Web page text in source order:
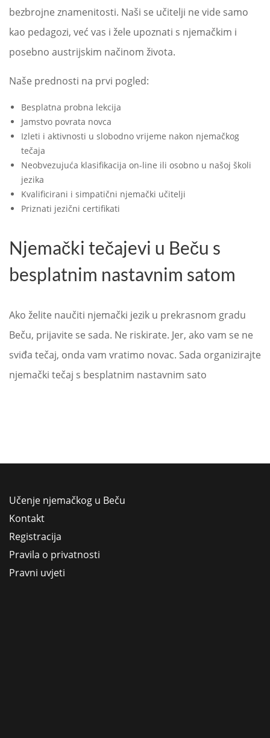
bezbrojne znamenitosti. Naši se učitelji ne vide samo
kao pedagozi, već vas i žele upoznati s njemačkim i
posebno austrijskim načinom života.
Naše prednosti na prvi pogled:
Besplatna probna lekcija
Jamstvo povrata novca
Izleti i aktivnosti u slobodno vrijeme nakon njemačkog
tečaja
Neobvezujuća klasifikacija on-line ili osobno u našoj školi
jezika
Kvalificirani i simpatični njemački učitelji
Priznati jezični certifikati
Njemački tečajevi u Beču s
besplatnim nastavnim satom
Ako želite naučiti njemački jezik u prekrasnom gradu
Beču, prijavite se sada. Ne riskirate. Jer, ako vam se ne
sviđa tečaj, onda vam vratimo novac. Sada organizirajte
njemački tečaj s besplatnim nastavnim sato
Učenje njemačkog u Beču
Kontakt
Registracija
Pravila o privatnosti
Pravni uvjeti